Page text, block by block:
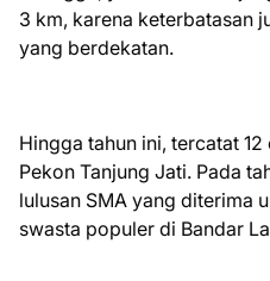
3 km, karena keterbatasan
yang berdekatan.
Hingga tahun ini, tercatat
Pekon Tanjung Jati. Pada
lulusan SMA yang diterima
swasta populer di Bandar